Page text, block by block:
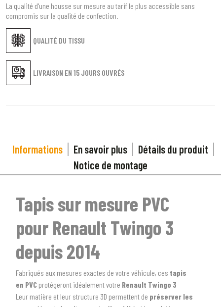
QUALITÉ DU TISSU
LIVRAISON EN 15 JOURS OUVRÉS
La qualité d'une housse sur mesure au tarif le plus accessible sans
compromis sur la qualité de confection.
Informations En savoir plus
Détails du produit
Notice de montage
Tapis sur mesure PVC
pour Renault Twingo 3
depuis 2014
Fabriqués aux mesures exactes de votre véhicule, ces tapis
en PVC protégeront idéalement votre Renault Twingo 3
Leur matière et leur structure 3D permettent de préserver les